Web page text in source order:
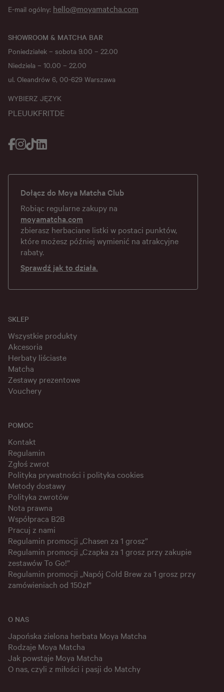
E-mail ogólny: hello@moyamatcha.com
SHOWROOM & MATCHA BAR
Poniedziałek – sobota 9.00 – 22.00
Niedziela – 10.00 – 22.00
ul. Oleandrów 6, 00-629 Warszawa
WYBIERZ JĘZYK
PL EUUKFRITDE
SKLEP
Wszystkie produkty
Akcesoria
Herbaty liściaste
Matcha
Zestawy prezentowe
Vouchery
POMOC
Kontakt
Regulamin
Zgłoś zwrot
Polityka prywatności i polityka cookies
Metody dostawy
Polityka zwrotów
Nota prawna
Współpraca B2B
Pracuj z nami
Regulamin promocji „Chasen za 1 grosz”
Regulamin promocji „Czapka za 1 grosz przy zakupie
zestawów To Go!”
Regulamin promocji „Napój Cold Brew za 1 grosz przy
zamówieniach od 150zł”
O NAS
Japońska zielona herbata Moya Matcha
Rodzaje Moya Matcha
Jak powstaje Moya Matcha
O nas, czyli z miłości i pasji do Matchy
Dołącz do Moya Matcha Club
Robiąc regularne zakupy na
moyamatcha.com
zbierasz herbaciane listki w postaci punktów,
które możesz później wymienić na atrakcyjne
rabaty.
Sprawdź jak to działa.